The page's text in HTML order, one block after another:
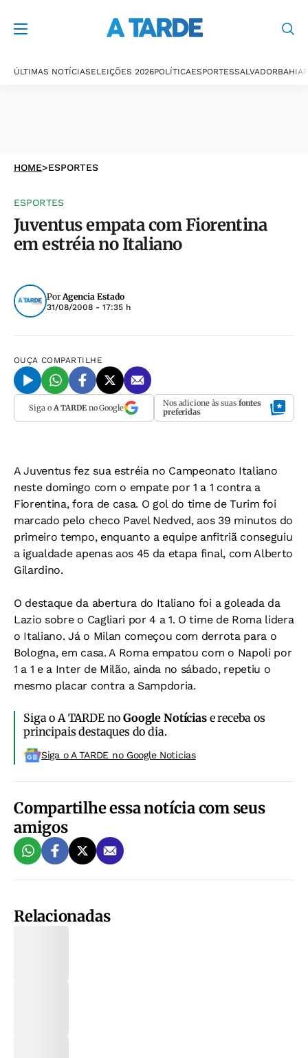
ÚLTIMAS NOTÍCIASELEIÇÕES 2026POLÍTICAESPORTESSALVADORBAHIA
HOME>ESPORTES
ESPORTES
Juventus empata com Fiorentina
em estréia no Italiano
PorAgencia Estado
31/08/2008 - 17:35 h
OUÇA COMPARTILHE
Siga o A TARDEno Google Nos adicione às suas fontes
preferidas
A Juventus fez sua estréia no Campeonato Italiano
neste domingo com o empate por 1 a 1 contra a
Fiorentina, fora de casa. O gol do time de Turim foi
marcado pelo checo Pavel Nedved, aos 39 minutos do
primeiro tempo, enquanto a equipe anfitriã conseguiu
a igualdade apenas aos 45 da etapa final, com Alberto
Gilardino.
O destaque da abertura do Italiano foi a goleada da
Lazio sobre o Cagliari por 4 a 1. O time de Roma lidera
o Italiano. Já o Milan começou com derrota para o
Bologna, em casa. A Roma empatou com o Napoli por
1 a 1 e a Inter de Milão, ainda no sábado, repetiu o
mesmo placar contra a Sampdoria.
Siga o A TARDE noGoogle Notíciase receba os
principais destaques do dia.
Siga o A TARDE no Google Noticias
Compartilhe essa notícia com seus
amigos
Relacionadas